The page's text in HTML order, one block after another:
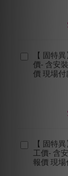
【 固特
價- 含安
價 現場付
【 固特
工價- 含
報價 現場